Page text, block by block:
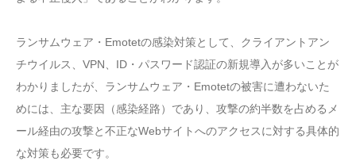
ランサムウェア・Emotetの感染対策として、クライアントアン
チウイルス、VPN、ID・パスワード認証の新規導入が多いことが
わかりましたが、ランサムウェア・Emotetの被害に遭わないた
めには、主な要因（感染経路）であり、攻撃の約半数を占めるメ
ール経由の攻撃と不正なWebサイトへのアクセスに対する具体的
な対策も必要です。